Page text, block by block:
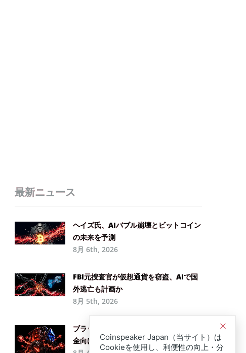
最新ニュース
ヘイズ氏、AIバブル崩壊とビットコイン
の未来を予測
8月 6th, 2026
FBI元捜査官が仮想通貨を窃盗、AIで国
外逃亡も計画か
8月 5th, 2026
ブラックロック、ステーブルコイン準備
金向けファンドを発表
Coinspeaker Japan（当サイト）は
Cookieを使用し、利便性の向上・分